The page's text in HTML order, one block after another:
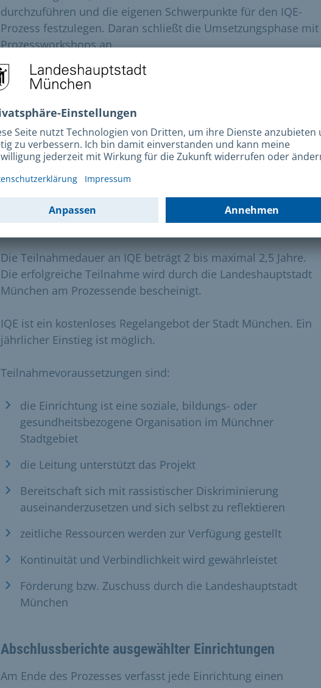
durchzuführen und die eigenen Schwerpunkte für den IQE-
Prozess festzulegen. Daran schließt die Umsetzungsphase mit
Prozessworkshops an.
Arbeitskreis IQE
In einem trägerübergreifenden Arbeitskreis treffen sich
Vertreter*innen aus den Steuerungsgruppen in den
verschiedenen teilnehmenden Einrichtungen und beraten sich
gegenseitig. Dieser kollegiale Austausch wird von einer IQE-
Beraterin moderiert.
Die Teilnahmedauer an IQE beträgt 2 bis maximal 2,5 Jahre.
Die erfolgreiche Teilnahme wird durch die Landeshauptstadt
München am Prozessende bescheinigt.
IQE ist ein kostenloses Regelangebot der Stadt München. Ein
jährlicher Einstieg ist möglich.
Teilnahmevoraussetzungen sind:
die Einrichtung ist eine soziale, bildungs- oder
gesundheitsbezogene Organisation im Münchner
Stadtgebiet
die Leitung unterstützt das Projekt
Bereitschaft sich mit rassistischer Diskriminierung
auseinanderzusetzen und sich selbst zu reflektieren
zeitliche Ressourcen werden zur Verfügung gestellt
Kontinuität und Verbindlichkeit wird gewährleistet
Förderung bzw. Zuschuss durch die Landeshauptstadt
München
Abschlussberichte ausgewählter Einrichtungen
Am Ende des Prozesses verfasst jede Einrichtung einen